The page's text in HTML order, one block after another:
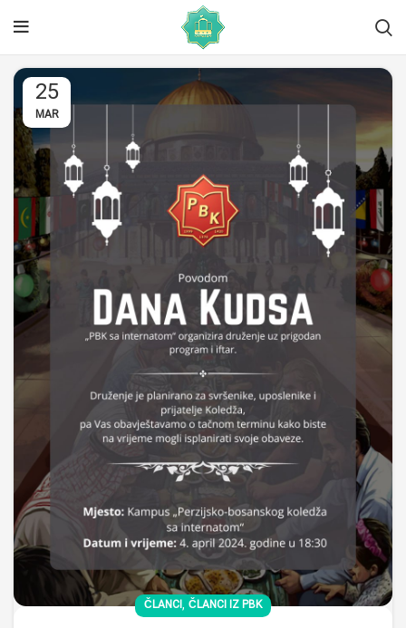
25
MAR
ČLANCI, ČLANCI IZ PBK